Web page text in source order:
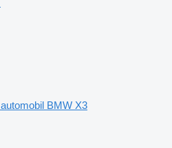
automobil BMW X3